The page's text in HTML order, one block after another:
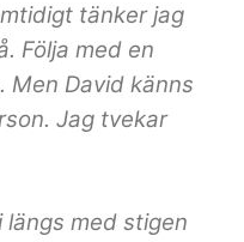
tänker jag
Följa med en
Men David känns
Jag tvekar
längs med stigen